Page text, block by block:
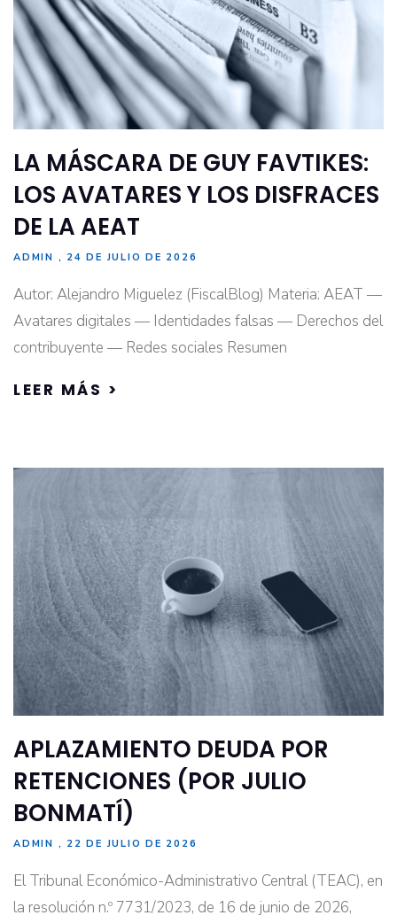
LA MÁSCARA DE GUY FAVTIKES:
LOS AVATARES Y LOS DISFRACES
DE LA AEAT
ADMIN 24 DE JULIO DE 2026
Autor: Alejandro Miguelez (FiscalBlog) Materia: AEAT —
Avatares digitales — Identidades falsas — Derechos del
contribuyente — Redes sociales Resumen
LEER MÁS >
APLAZAMIENTO DEUDA POR
RETENCIONES (POR JULIO
BONMATÍ)
ADMIN 22 DE JULIO DE 2026
El Tribunal Económico-Administrativo Central (TEAC), en
la resolución n.º 7731/2023, de 16 de junio de 2026,